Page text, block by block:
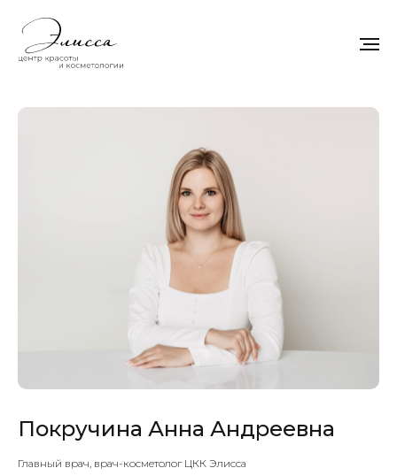
Покручина Анна Андреевна
Главный врач, врач-косметолог ЦКК Элисса